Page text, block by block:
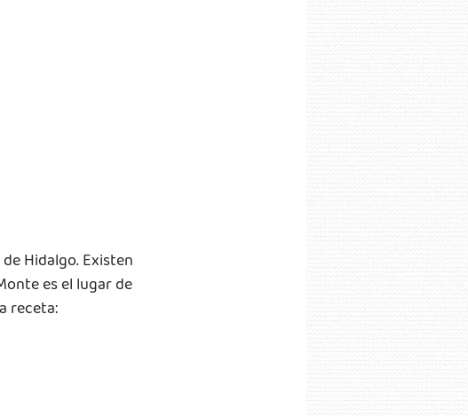
Hidalgo. Existen
es el lugar de
receta: